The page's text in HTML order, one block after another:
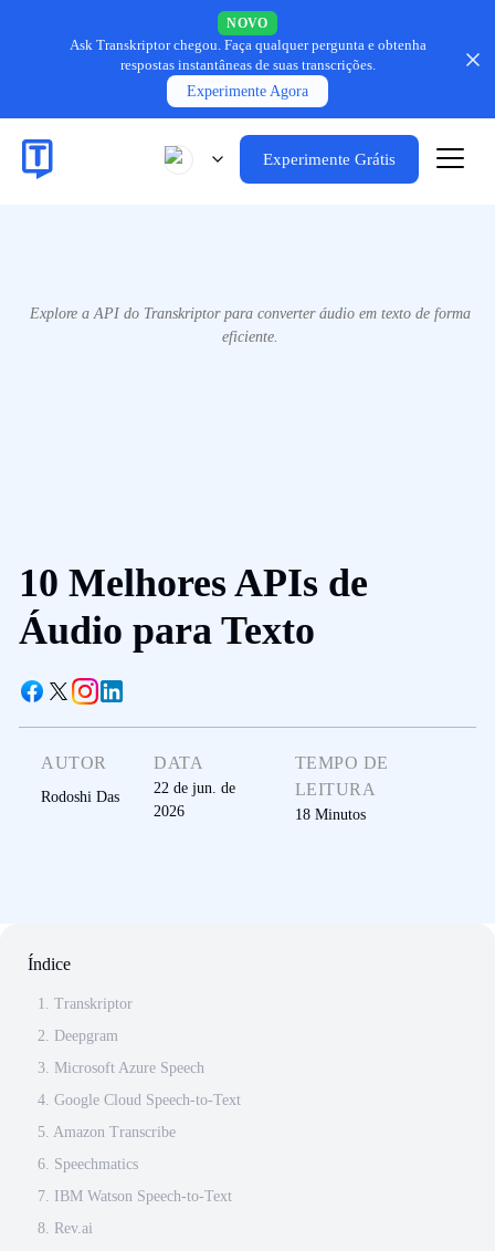
NOVO
Ask Transkriptor chegou. Faça qualquer pergunta e obtenha
respostas instantâneas de suas transcrições.
Experimente Agora
Experimente Grátis
Explore a API do Transkriptor para converter áudio em texto de forma
eficiente.
10 Melhores APIs de
Áudio para Texto
AUTOR
Rodoshi Das
DATA
22 de jun. de
2026
TEMPO DE
LEITURA
18 Minutos
Índice
1. Transkriptor
2. Deepgram
3. Microsoft Azure Speech
4. Google Cloud Speech-to-Text
5. Amazon Transcribe
6. Speechmatics
7. IBM Watson Speech-to-Text
8. Rev.ai